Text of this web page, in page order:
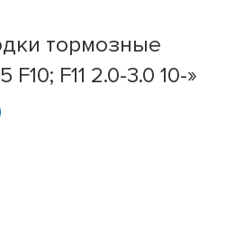
тормозные
F11 2.0-3.0 10-»